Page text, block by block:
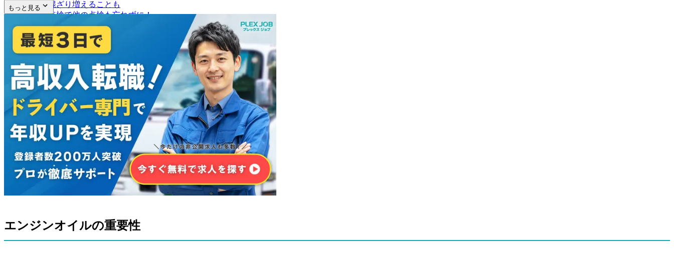
燃料と混ざり増えることも
始業前点検で他の点検も忘れずに！
まとめ
もっと見る
エンジンオイルの重要性